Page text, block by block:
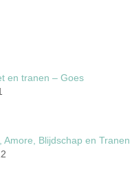
en tranen – Goes
Amore, Blijdschap en Tranen